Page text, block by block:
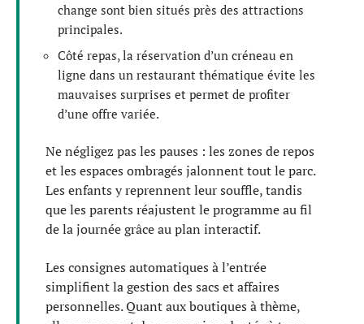
change sont bien situés près des attractions
principales.
Côté repas, la réservation d’un créneau en
ligne dans un restaurant thématique évite les
mauvaises surprises et permet de profiter
d’une offre variée.
Ne négligez pas les pauses : les zones de repos
et les espaces ombragés jalonnent tout le parc.
Les enfants y reprennent leur souffle, tandis
que les parents réajustent le programme au fil
de la journée grâce au plan interactif.
Les consignes automatiques à l’entrée
simplifient la gestion des sacs et affaires
personnelles. Quant aux boutiques à thème,